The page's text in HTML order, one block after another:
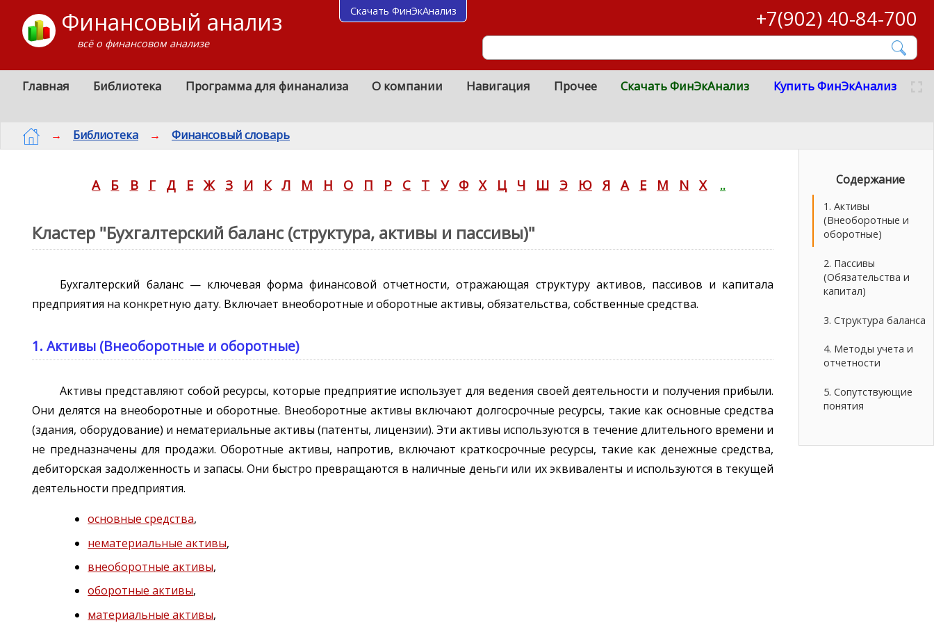
Финансовый анализ
всё о финансовом анализе
+7(902) 40-84-700
Главная Библиотека Программа для финанализа О компании Навигация Прочее Скачать ФинЭкАнализ Купить ФинЭкАнализ
→ Библиотека → Финансовый словарь
А Б В Г Д Е Ж З И К Л М Н О П Р С Т У Ф Х Ц Ч Ш Э Ю Я A E M N X ..
Кластер "Бухгалтерский баланс (структура, активы и пассивы)"
Бухгалтерский баланс — ключевая форма финансовой отчетности, отражающая структуру активов, пассивов и капитала
предприятия на конкретную дату. Включает внеоборотные и оборотные активы, обязательства, собственные средства.
1. Активы (Внеоборотные и оборотные)
Активы представляют собой ресурсы, которые предприятие использует для ведения своей деятельности и получения прибыли.
Они делятся на внеоборотные и оборотные. Внеоборотные активы включают долгосрочные ресурсы, такие как основные средства
(здания, оборудование) и нематериальные активы (патенты, лицензии). Эти активы используются в течение длительного времени и
не предназначены для продажи. Оборотные активы, напротив, включают краткосрочные ресурсы, такие как денежные средства,
дебиторская задолженность и запасы. Они быстро превращаются в наличные деньги или их эквиваленты и используются в текущей
деятельности предприятия.
основные средства,
нематериальные активы,
внеоборотные активы,
оборотные активы,
материальные активы,
Содержание
1. Активы
(Внеоборотные и
оборотные)
2. Пассивы
(Обязательства и
капитал)
3. Структура баланса
4. Методы учета и
отчетности
5. Сопутствующие
понятия
Скачать ФинЭкАнализ